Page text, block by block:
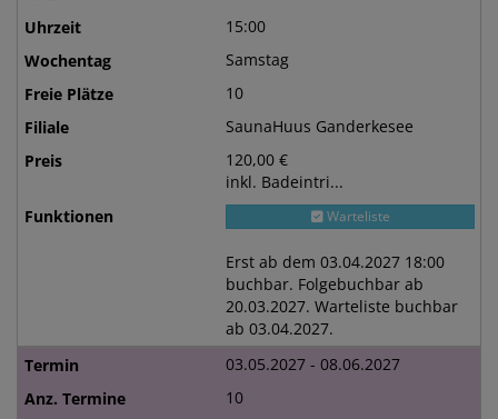
15:00
Samstag
10
SaunaHuus Ganderkesee
120,00 €
inkl. Badeintri...
Warteliste
Erst ab dem 03.04.2027 18:00
buchbar. Folgebuchbar ab
20.03.2027. Warteliste buchbar
ab 03.04.2027.
03.05.2027 - 08.06.2027
10